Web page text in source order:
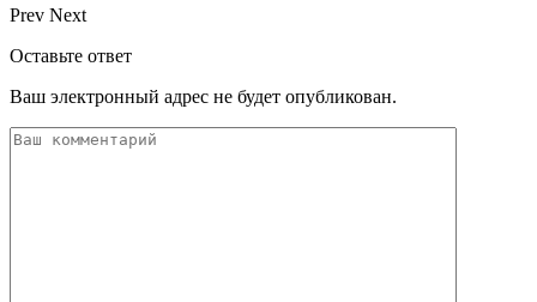
Prev Next
Оставьте ответ
Ваш электронный адрес не будет опубликован.